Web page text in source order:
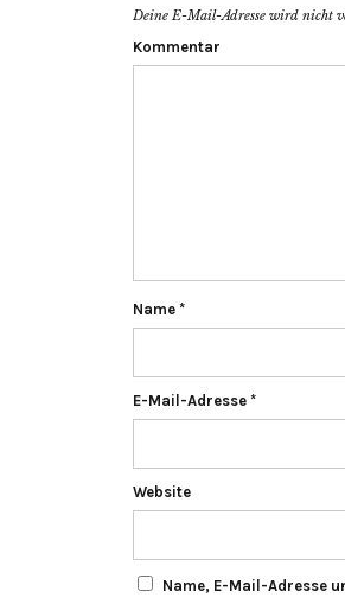
Deine E-Mail-Adresse wird nicht
Kommentar
Name *
E-Mail-Adresse *
Website
Name, E-Mail-Adresse